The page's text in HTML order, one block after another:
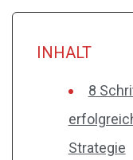
INHALT
8
Strategie